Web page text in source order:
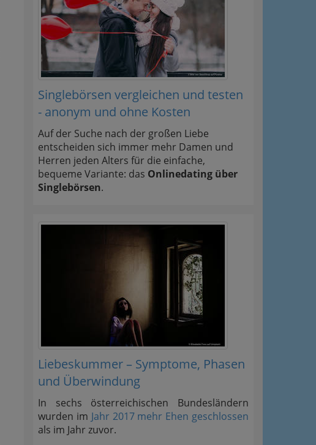
Singlebörsen vergleichen und testen
- anonym und ohne Kosten
Auf der Suche nach der großen Liebe
entscheiden sich immer mehr Damen und
Herren jeden Alters für die einfache,
bequeme Variante: das Onlinedating über
Singlebörsen.
Liebeskummer – Symptome, Phasen
und Überwindung
In sechs österreichischen Bundesländern
wurden im Jahr 2017 mehr Ehen geschlossen
als im Jahr zuvor.